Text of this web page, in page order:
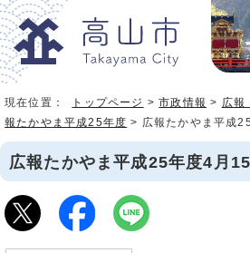
現在位置： トップページ >市政情報 > 広報
報たかやま平成25年度 > 広報たかやま平成
広報たかやま平成25年度4月